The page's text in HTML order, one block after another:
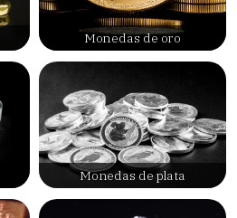
Monedas de oro
Monedas de plata